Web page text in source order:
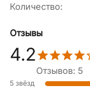
Количество:
Отзывы
4.2
Отзывов: 5
5 звёзд